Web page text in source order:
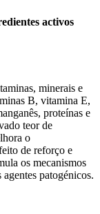
activos
minerais e
B, vitamina E,
proteínas e
teor de
o
de reforço e
os mecanismos
patogénicos.